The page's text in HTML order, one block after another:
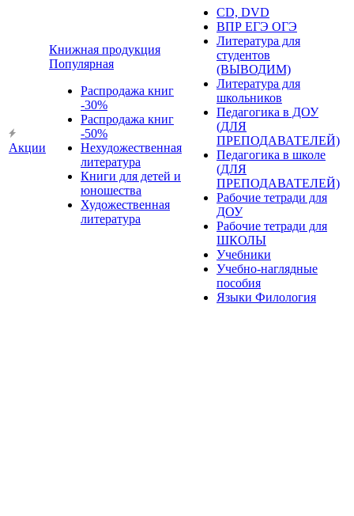
Акции
Книжная продукция
Популярная
Распродажа книг
-30%
Распродажа книг
-50%
Нехудожественная
литература
Книги для детей и
юношества
Художественная
литература
CD, DVD
ВПР ЕГЭ ОГЭ
Литература для
студентов
(ВЫВОДИМ)
Литература для
школьников
Педагогика в ДОУ
(ДЛЯ
ПРЕПОДАВАТЕЛЕЙ)
Педагогика в школе
(ДЛЯ
ПРЕПОДАВАТЕЛЕЙ)
Рабочие тетради для
ДОУ
Рабочие тетради для
ШКОЛЫ
Учебники
Учебно-наглядные
пособия
Языки Филология